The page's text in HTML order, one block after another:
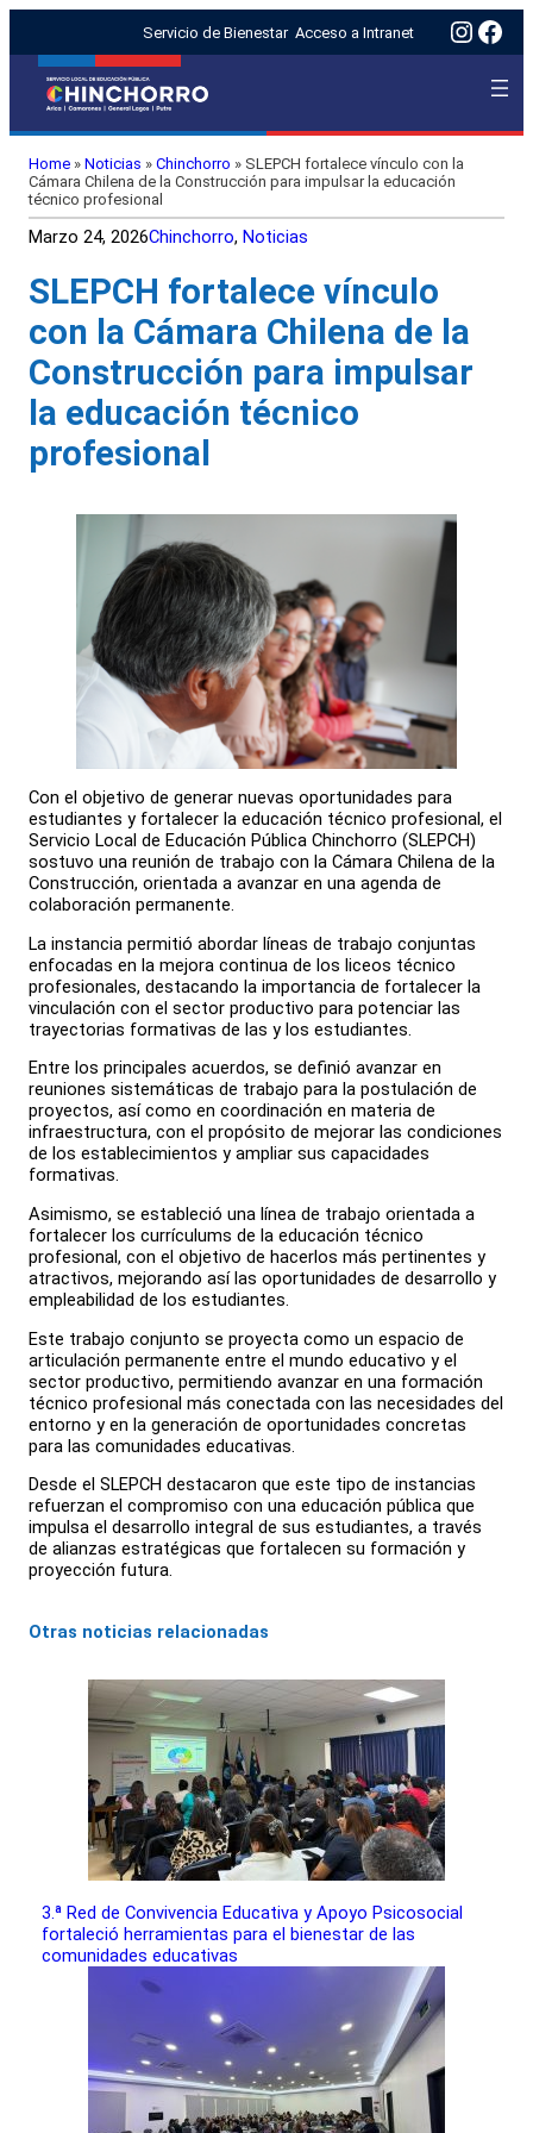
Servicio de Bienestar Acceso a Intranet
Home » Noticias » Chinchorro » SLEPCH fortalece vínculo con la
Cámara Chilena de la Construcción para impulsar la educación
técnico profesional
Marzo 24, 2026Chinchorro, Noticias
SLEPCH fortalece vínculo
con la Cámara Chilena de la
Construcción para impulsar
la educación técnico
profesional
Con el objetivo de generar nuevas oportunidades para
estudiantes y fortalecer la educación técnico profesional, el
Servicio Local de Educación Pública Chinchorro (SLEPCH)
sostuvo una reunión de trabajo con la Cámara Chilena de la
Construcción, orientada a avanzar en una agenda de
colaboración permanente.
La instancia permitió abordar líneas de trabajo conjuntas
enfocadas en la mejora continua de los liceos técnico
profesionales, destacando la importancia de fortalecer la
vinculación con el sector productivo para potenciar las
trayectorias formativas de las y los estudiantes.
Entre los principales acuerdos, se definió avanzar en
reuniones sistemáticas de trabajo para la postulación de
proyectos, así como en coordinación en materia de
infraestructura, con el propósito de mejorar las condiciones
de los establecimientos y ampliar sus capacidades
formativas.
Asimismo, se estableció una línea de trabajo orientada a
fortalecer los currículums de la educación técnico
profesional, con el objetivo de hacerlos más pertinentes y
atractivos, mejorando así las oportunidades de desarrollo y
empleabilidad de los estudiantes.
Este trabajo conjunto se proyecta como un espacio de
articulación permanente entre el mundo educativo y el
sector productivo, permitiendo avanzar en una formación
técnico profesional más conectada con las necesidades del
entorno y en la generación de oportunidades concretas
para las comunidades educativas.
Desde el SLEPCH destacaron que este tipo de instancias
refuerzan el compromiso con una educación pública que
impulsa el desarrollo integral de sus estudiantes, a través
de alianzas estratégicas que fortalecen su formación y
proyección futura.
Otras noticias relacionadas
3.ª Red de Convivencia Educativa y Apoyo Psicosocial
fortaleció herramientas para el bienestar de las
comunidades educativas